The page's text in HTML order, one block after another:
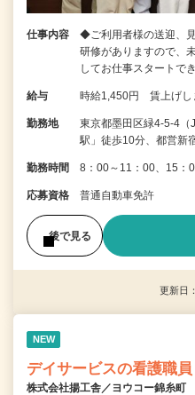
仕事内容
◆ご利用者様の送迎、
研修がありますので、
してお仕事スタート
給与 時給1,450円 賃上げし
勤務地
東京都墨田区緑4-5-4（
駅」徒歩10分、都営新
勤務時間 8：00～11：00、15：
応募資格 普通自動車免許
後で見る
更新日
NEW
デイサービスの看護職員
株式会社揚工舎／ヨウコー錦糸町